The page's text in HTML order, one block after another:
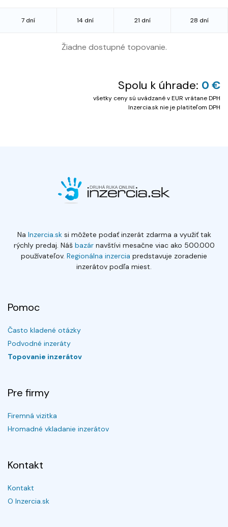
7 dní 14 dní 21 dní 28 dní
Žiadne dostupné topovanie.
Spolu k úhrade: 0 €
všetky ceny sú uvádzané v EUR vrátane DPH
Inzercia.sk nie je platiteľom DPH
Na Inzercia.sksi môžete podať inzerát zdarma a využiť tak
rýchly predaj. Náš bazárnavštívi mesačne viac ako 500.000
používateľov. Regionálna inzercia predstavuje zoradenie
inzerátov podľa miest.
Pomoc
Často kladené otázky
Podvodné inzeráty
Topovanie inzerátov
Pre firmy
Firemná vizitka
Hromadné vkladanie inzerátov
Kontakt
Kontakt
O Inzercia.sk